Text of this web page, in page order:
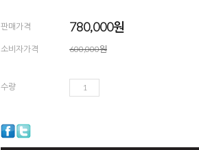
판매가격 780,000원
소비자가격 600,000원
수량